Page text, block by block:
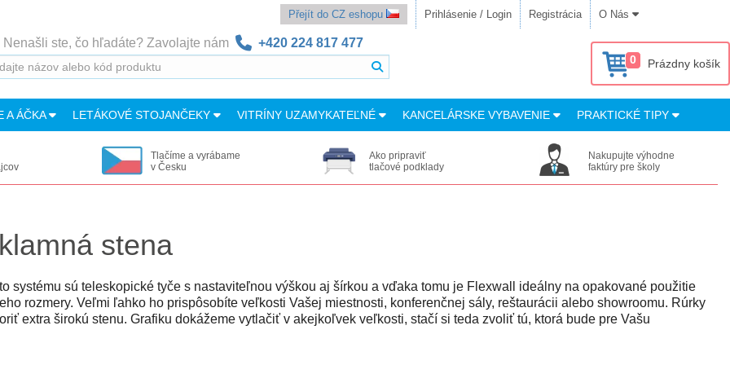
Přejít do CZ eshopu Prihlásenie / Login Registrácia O Nás
Nenašli ste, čo hľadáte? Zavolajte nám +420 224 817 477
0 Prázdny košík
A ÁČKA LETÁKOVÉ STOJANČEKY VITRÍNY UZAMYKATEĽNÉ KANCELÁRSKE VYBAVENIE PRAKTICKÉ TIPY
Tlačíme a vyrábame
v Česku
Ako pripraviť
tlačové podklady
Nakupujte výhodne
faktúry pre školy
stena
systému sú teleskopické tyče s nastaviteľnou výškou aj šírkou a vďaka tomu je Flexwall ideálny na opakované použitie
rozmery. Veľmi ľahko ho prispôsobíte veľkosti Vašej miestnosti, konferenčnej sály, reštaurácii alebo showroomu. Rúrky
extra širokú stenu. Grafiku dokážeme vytlačiť v akejkoľvek veľkosti, stačí si teda zvoliť tú, ktorá bude pre Vašu